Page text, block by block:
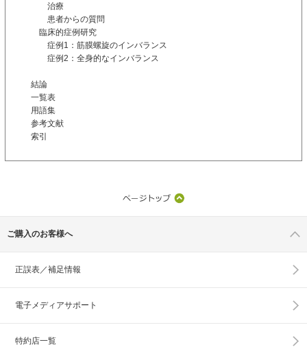
治療
患者からの質問
臨床的症例研究
症例1：筋膜螺旋のインバランス
症例2：全身的なインバランス
結論
一覧表
用語集
参考文献
索引
ご購入のお客様へ
正誤表／補足情報
電子メディアサポート
特約店一覧